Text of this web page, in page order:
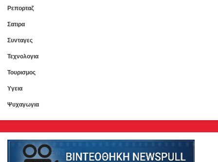
Ρεπορταζ
Σατιρα
Συνταγες
Τεχνολογια
Τουρισμος
Υγεια
Ψυχαγωγια